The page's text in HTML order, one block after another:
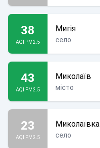
38
AQI PM2.5
Мигія
село
43
AQI PM2.5
Миколаїв
місто
23
AQI PM2.5
Миколаївка
село